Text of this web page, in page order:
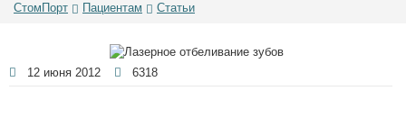
СтомПорт Пациентам Статьи
12 июня 2012 6318